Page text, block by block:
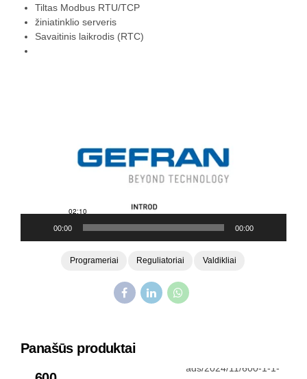
Tiltas Modbus RTU/TCP
žiniatinklio serveris
Savaitinis laikrodis (RTC)
00:00 00:00
Programeriai Reguliatoriai Valdikliai
Panašūs produktai
Reguliatoriai ir programeriai